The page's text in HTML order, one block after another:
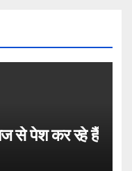
से पेश कर रहे हैं